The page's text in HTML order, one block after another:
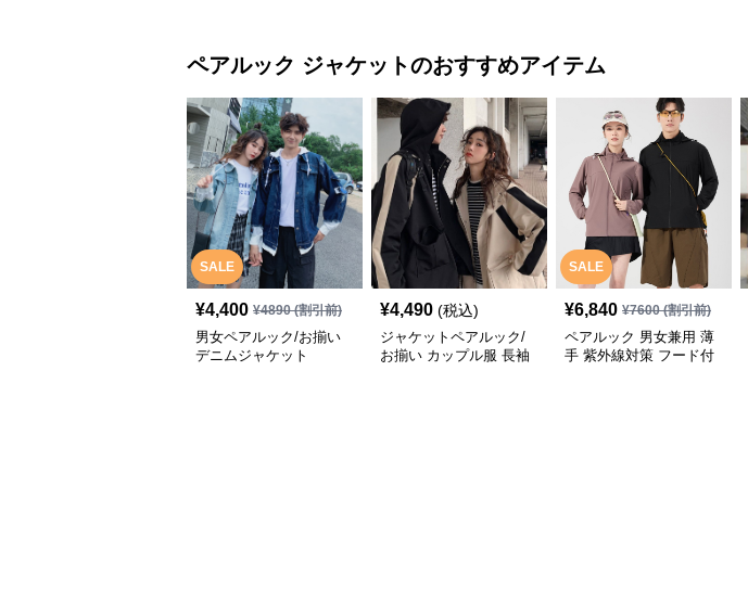
ペアルック ジャケットのおすすめアイテム
SALE
¥4,400 ¥4890(割引前)
男女ペアルック/お揃い
デニムジャケット
¥4,490 (税込)
ジャケットペアルック/
お揃い カップル服 長袖
SALE
¥6,840 ¥7600(割引前)
ペアルック 男女兼用 薄
手 紫外線対策 フード付